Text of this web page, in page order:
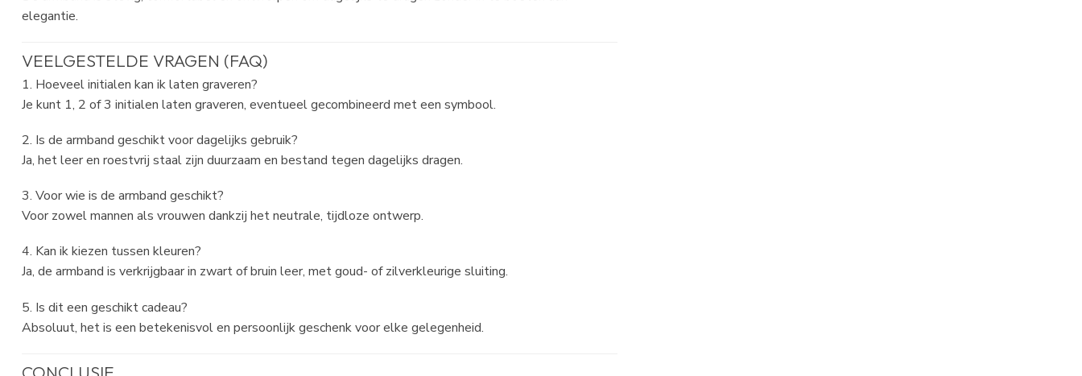
elegantie.
VEELGESTELDE VRAGEN (FAQ)
1. Hoeveel initialen kan ik laten graveren?
Je kunt 1, 2 of 3 initialen laten graveren, eventueel gecombineerd met een symbool.
2. Is de armband geschikt voor dagelijks gebruik?
Ja, het leer en roestvrij staal zijn duurzaam en bestand tegen dagelijks dragen.
3. Voor wie is de armband geschikt?
Voor zowel mannen als vrouwen dankzij het neutrale, tijdloze ontwerp.
4. Kan ik kiezen tussen kleuren?
Ja, de armband is verkrijgbaar in zwart of bruin leer, met goud- of zilverkleurige sluiting.
5. Is dit een geschikt cadeau?
Absoluut, het is een betekenisvol en persoonlijk geschenk voor elke gelegenheid.